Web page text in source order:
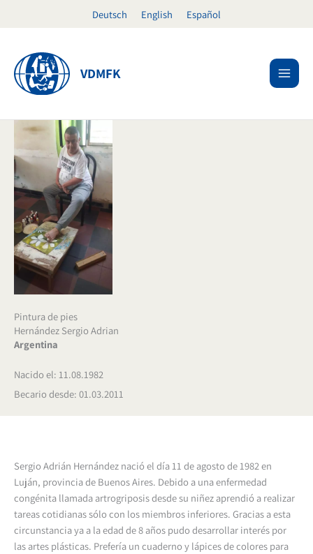
Deutsch English Español
VDMFK
Pintura de pies
Hernández Sergio Adrian
Argentina
Nacido el: 11.08.1982
Becario desde: 01.03.2011
Sergio Adrián Hernández nació el día 11 de agosto de 1982 en
Luján, provincia de Buenos Aires. Debido a una enfermedad
congénita llamada artrogriposis desde su niñez aprendió a realizar
tareas cotidianas sólo con los miembros inferiores. Gracias a esta
circunstancia ya a la edad de 8 años pudo desarrollar interés por
las artes plásticas. Prefería un cuaderno y lápices de colores para